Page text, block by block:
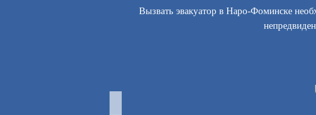
Вызвать эвакуатор в Наро-Фоминске